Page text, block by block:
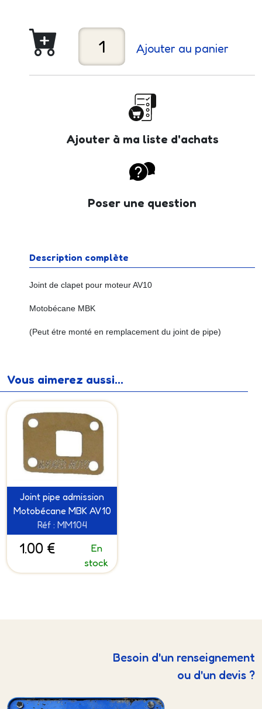
Ajouter au panier
Ajouter à ma liste d'achats
Poser une question
Description complète
Joint de clapet pour moteur AV10
Motobécane MBK
(Peut étre monté en remplacement du joint de pipe)
Vous aimerez aussi...
Joint pipe admission
Motobécane MBK AV10
Réf : MM104
1.00 €
En
stock
Besoin d'un renseignement
ou d'un devis ?